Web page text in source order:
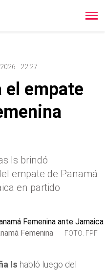
- 22:27
el empate
Is brindó
empate de Panamá
en partido
Femenina
FOTO: FPF
Is habló luego del